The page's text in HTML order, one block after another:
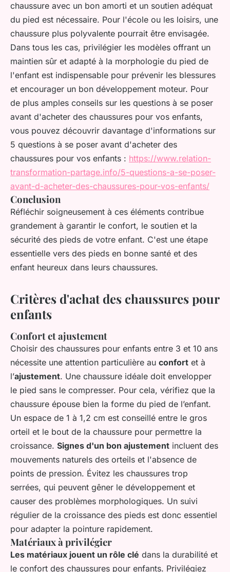
chaussure avec un bon amorti et un soutien adéquat
du pied est nécessaire. Pour l'école ou les loisirs, une
chaussure plus polyvalente pourrait être envisagée.
Dans tous les cas, privilégier les modèles offrant un
maintien sûr et adapté à la morphologie du pied de
l'enfant est indispensable pour prévenir les blessures
et encourager un bon développement moteur. Pour
de plus amples conseils sur les questions à se poser
avant d'acheter des chaussures pour vos enfants,
vous pouvez découvrir davantage d'informations sur
5 questions à se poser avant d'acheter des
chaussures pour vos enfants : https://www.relation-
transformation-partage.info/5-questions-a-se-poser-
avant-d-acheter-des-chaussures-pour-vos-enfants/
Conclusion
Réfléchir soigneusement à ces éléments contribue
grandement à garantir le confort, le soutien et la
sécurité des pieds de votre enfant. C'est une étape
essentielle vers des pieds en bonne santé et des
enfant heureux dans leurs chaussures.
Critères d'achat des chaussures pour
enfants
Confort et ajustement
Choisir des chaussures pour enfants entre 3 et 10 ans
nécessite une attention particulière au confort et à
l’ajustement. Une chaussure idéale doit envelopper
le pied sans le compresser. Pour cela, vérifiez que la
chaussure épouse bien la forme du pied de l’enfant.
Un espace de 1 à 1,2 cm est conseillé entre le gros
orteil et le bout de la chaussure pour permettre la
croissance. Signes d'un bon ajustement incluent des
mouvements naturels des orteils et l'absence de
points de pression. Évitez les chaussures trop
serrées, qui peuvent gêner le développement et
causer des problèmes morphologiques. Un suivi
régulier de la croissance des pieds est donc essentiel
pour adapter la pointure rapidement.
Matériaux à privilégier
Les matériaux jouent un rôle clé dans la durabilité et
le confort des chaussures pour enfants. Privilégiez